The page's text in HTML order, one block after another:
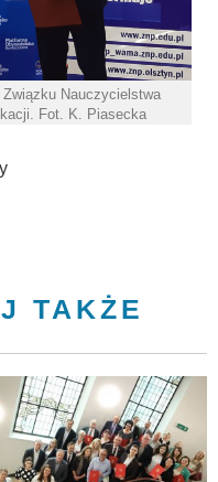
Nauczycielstwa
Fot. K. Piasecka
TAKŻE